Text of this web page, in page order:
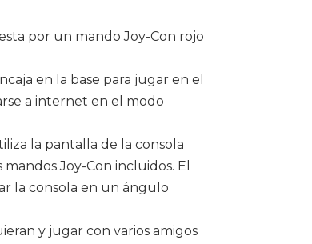
por un mando Joy-Con rojo
en la base para jugar en el
a internet en el modo
la pantalla de la consola
Joy-Con incluidos. El
la consola en un ángulo
y jugar con varios amigos